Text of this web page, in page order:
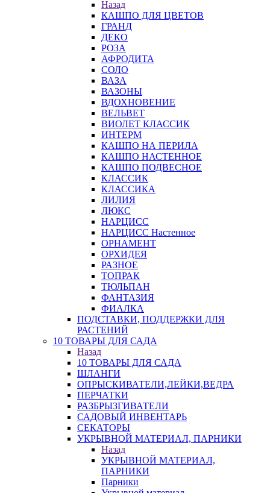
Назад
КАШПО ДЛЯ ЦВЕТОВ
ГРАНД
ДЕКО
РОЗА
АФРОДИТА
СОЛО
ВАЗА
ВАЗОНЫ
ВДОХНОВЕНИЕ
ВЕЛЬВЕТ
ВИОЛЕТ КЛАССИК
ИНТЕРМ
КАШПО НА ПЕРИЛА
КАШПО НАСТЕННОЕ
КАШПО ПОДВЕСНОЕ
КЛАССИК
КЛАССИКА
ЛИЛИЯ
ЛЮКС
НАРЦИСС
НАРЦИСС Настенное
ОРНАМЕНТ
ОРХИДЕЯ
РАЗНОЕ
ТОПРАК
ТЮЛЬПАН
ФАНТАЗИЯ
ФИАЛКА
ПОДСТАВКИ, ПОДДЕРЖКИ ДЛЯ
РАСТЕНИЙ
10 ТОВАРЫ ДЛЯ САДА
Назад
10 ТОВАРЫ ДЛЯ САДА
ШЛАНГИ
ОПРЫСКИВАТЕЛИ,ЛЕЙКИ,ВЕДРА
ПЕРЧАТКИ
РАЗБРЫЗГИВАТЕЛИ
САДОВЫЙ ИНВЕНТАРЬ
СЕКАТОРЫ
УКРЫВНОЙ МАТЕРИАЛ, ПАРНИКИ
Назад
УКРЫВНОЙ МАТЕРИАЛ,
ПАРНИКИ
Парники